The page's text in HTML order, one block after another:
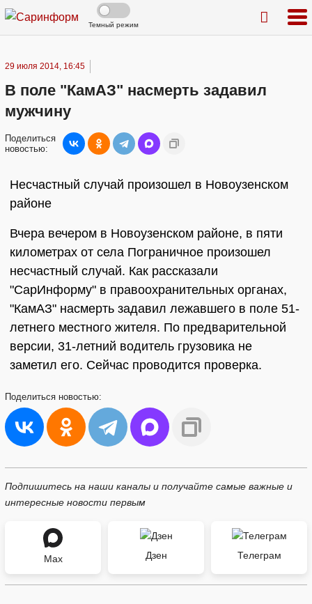
Темный режим
29 июля 2014, 16:45
В поле "КамАЗ" насмерть задавил
мужчину
Поделиться
новостью:
Несчастный случай произошел в Новоузенском
районе
Вчера вечером в Новоузенском районе, в пяти
километрах от села Пограничное произошел
несчастный случай. Как рассказали
"СарИнформу" в правоохранительных органах,
"КамАЗ" насмерть задавил лежавшего в поле 51-
летнего местного жителя. По предварительной
версии, 31-летний водитель грузовика не
заметил его. Сейчас проводится проверка.
Поделиться новостью:
Подпишитесь на наши каналы и получайте самые важные и
интересные новости первым
Max Дзен Телеграм